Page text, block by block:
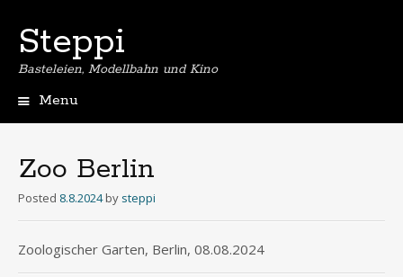
Steppi
Basteleien, Modellbahn und Kino
Menu
Zoo Berlin
Posted 8.8.2024 by steppi
Zoologischer Garten, Berlin, 08.08.2024